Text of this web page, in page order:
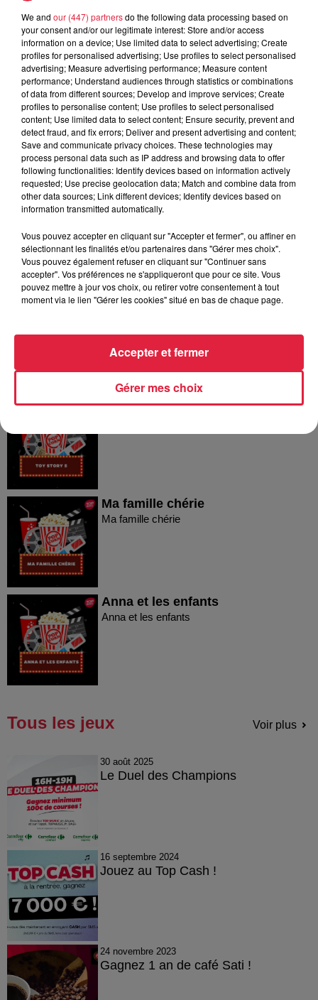
4 août 2026
Muttersholtz : après SensoRied,
voilà BotaRied
Dans la même série
Un champ de fraises pour
Un champ de fraises pour l'éternité
Les Parfait(s) : Arnaques en
Les Parfait(s) : Arnaques en famille
Toy Story 5
Ma famille chérie
Ma famille chérie
Anna et les enfants
Anna et les enfants
Tous les jeux Voir plus
30 août 2025
Le Duel des Champions
16 septembre 2024
Jouez au Top Cash !
24 novembre 2023
Gagnez 1 an de café Sati !
We and our (447) partnersdo the following data processing based on
your consent and/or our legitimate interest: Store and/or access
information on a device; Use limited data to select advertising; Create
profiles for personalised advertising; Use profiles to select personalised
advertising; Measure advertising performance; Measure content
performance; Understand audiences through statistics or combinations
of data from different sources; Develop and improve services; Create
profiles to personalise content; Use profiles to select personalised
content; Use limited data to select content; Ensure security, prevent and
detect fraud, and fix errors; Deliver and present advertising and content;
Save and communicate privacy choices. These technologies may
process personal data such as IP address and browsing data to offer
following functionalities: Identify devices based on information actively
requested; Use precise geolocation data; Match and combine data from
other data sources; Link different devices; Identify devices based on
information transmitted automatically.
Vous pouvez accepter en cliquant sur "Accepter et fermer", ou affiner en
sélectionnant les finalités et/ou partenaires dans "Gérer mes choix".
Vous pouvez également refuser en cliquant sur "Continuer sans
accepter". Vos préférences ne s'appliqueront que pour ce site. Vous
pouvez mettre à jour vos choix, ou retirer votre consentement à tout
moment via le lien "Gérer les cookies" situé en bas de chaque page.
Gérer mes choix
Accepter et fermer